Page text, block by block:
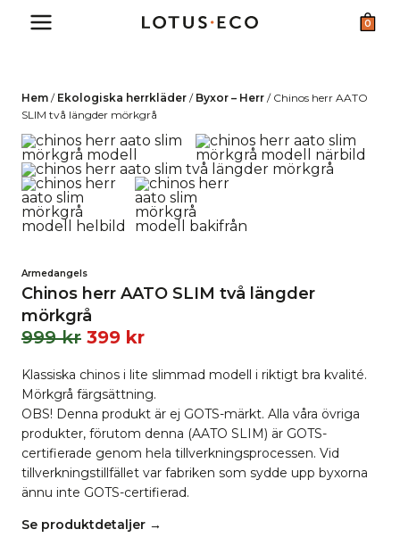
0
Hem / Ekologiska herrkläder / Byxor – Herr / Chinos herr AATO
SLIM två längder mörkgrå
Armedangels
Chinos herr AATO SLIM två längder
mörkgrå
999kr 399 kr
Klassiska chinos i lite slimmad modell i riktigt bra kvalité.
Mörkgrå färgsättning.
OBS! Denna produkt är ej GOTS-märkt. Alla våra övriga
produkter, förutom denna (AATO SLIM) är GOTS-
certifierade genom hela tillverkningsprocessen. Vid
tillverkningstillfället var fabriken som sydde upp byxorna
ännu inte GOTS-certifierad.
Se produktdetaljer →